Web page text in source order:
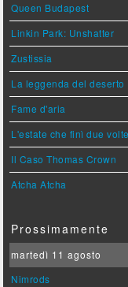
Queen Budapest
Linkin Park: Unshatter
Zustissia
La leggenda del deserto
Fame d'aria
L'estate che finì due volte
Il Caso Thomas Crown
Atcha Atcha
Prossimamente
martedì 11 agosto
Nimrods